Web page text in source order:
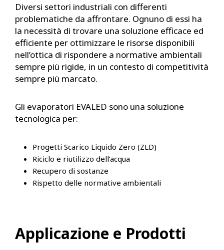
Diversi settori industriali con differenti
problematiche da affrontare. Ognuno di essi ha
la necessità di trovare una soluzione efficace ed
efficiente per ottimizzare le risorse disponibili
nell’ottica di rispondere a normative ambientali
sempre più rigide, in un contesto di competitività
sempre più marcato.
Gli evaporatori EVALED sono una soluzione
tecnologica per:
Progetti Scarico Liquido Zero (ZLD)
Riciclo e riutilizzo dell’acqua
Recupero di sostanze
Rispetto delle normative ambientali
Applicazione e Prodotti